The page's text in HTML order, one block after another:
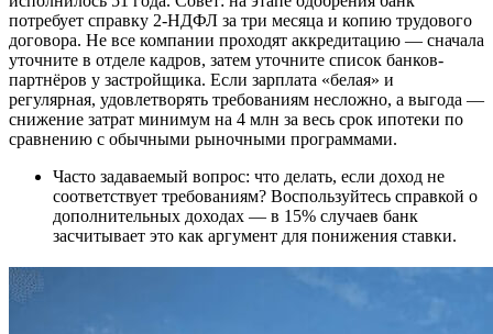
потребует справку 2-НДФЛ за три месяца и копию трудового
договора. Не все компании проходят аккредитацию — сначала
уточните в отделе кадров, затем уточните список банков-
партнёров у застройщика. Если зарплата «белая» и
регулярная, удовлетворять требованиям несложно, а выгода —
снижение затрат минимум на 4 млн за весь срок ипотеки по
сравнению с обычными рыночными программами.
Часто задаваемый вопрос: что делать, если доход не
соответствует требованиям? Воспользуйтесь справкой о
дополнительных доходах — в 15% случаев банк
засчитывает это как аргумент для понижения ставки.